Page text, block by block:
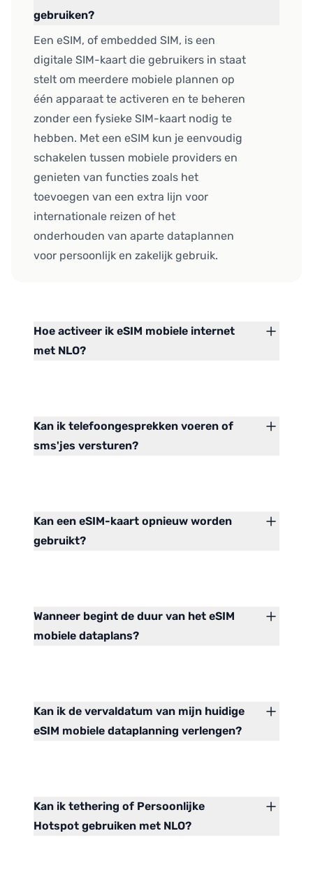
gebruiken?
Een eSIM, of embedded SIM, is een
digitale SIM-kaart die gebruikers in staat
stelt om meerdere mobiele plannen op
één apparaat te activeren en te beheren
zonder een fysieke SIM-kaart nodig te
hebben. Met een eSIM kun je eenvoudig
schakelen tussen mobiele providers en
genieten van functies zoals het
toevoegen van een extra lijn voor
internationale reizen of het
onderhouden van aparte dataplannen
voor persoonlijk en zakelijk gebruik.
Hoe activeer ik eSIM mobiele internet
met NLO?
Kan ik telefoongesprekken voeren of
sms'jes versturen?
Kan een eSIM-kaart opnieuw worden
gebruikt?
Wanneer begint de duur van het eSIM
mobiele dataplans?
Kan ik de vervaldatum van mijn huidige
eSIM mobiele dataplanning verlengen?
Kan ik tethering of Persoonlijke
Hotspot gebruiken met NLO?